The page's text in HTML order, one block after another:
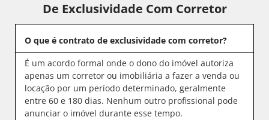
De Exclusividade Com Corretor
O que é contrato de exclusividade com corretor?
É um acordo formal onde o dono do imóvel autoriza
apenas um corretor ou imobiliária a fazer a venda ou
locação por um período determinado, geralmente
entre 60 e 180 dias. Nenhum outro profissional pode
anunciar o imóvel durante esse tempo.